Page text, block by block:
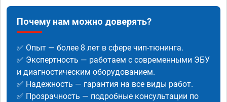
Почему нам можно доверять?
✅ Опыт — более 8 лет в сфере чип-тюнинга.
✅ Экспертность — работаем с современными ЭБУ
и диагностическим оборудованием.
✅ Надежность — гарантия на все виды работ.
✅ Прозрачность — подробные консультации по